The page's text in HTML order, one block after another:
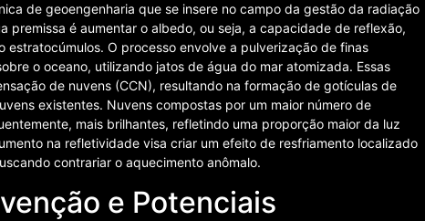
de geoengenharia que se insere no campo da gestão da radiação
premissa é aumentar o albedo, ou seja, a capacidade de reflexão,
estratocúmulos. O processo envolve a pulverização de finas
o oceano, utilizando jatos de água do mar atomizada. Essas
de nuvens (CCN), resultando na formação de gotículas de
existentes. Nuvens compostas por um maior número de
mais brilhantes, refletindo uma proporção maior da luz
na refletividade visa criar um efeito de resfriamento localizado
contrariar o aquecimento anômalo.
e Potenciais